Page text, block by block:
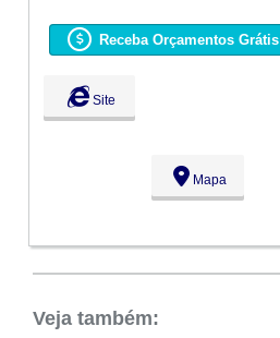
Ter:
09:00 - 18:00
Qua:
09:00 - 18:00
Sex:
Sáb:
Fechado
Receba Orçamentos Grátis
Site
Mapa
Veja também: